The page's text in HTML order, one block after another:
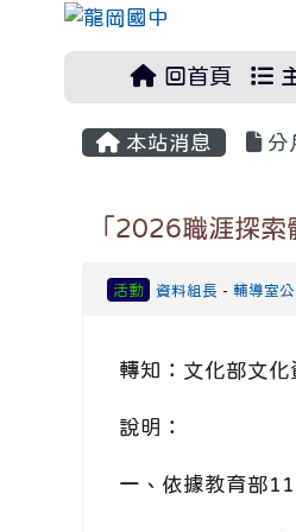
回首頁
本站消息 分
「2026職涯探索
活動 資料組長 -輔導室
轉知：文化部文
說明：
一、依據教育部